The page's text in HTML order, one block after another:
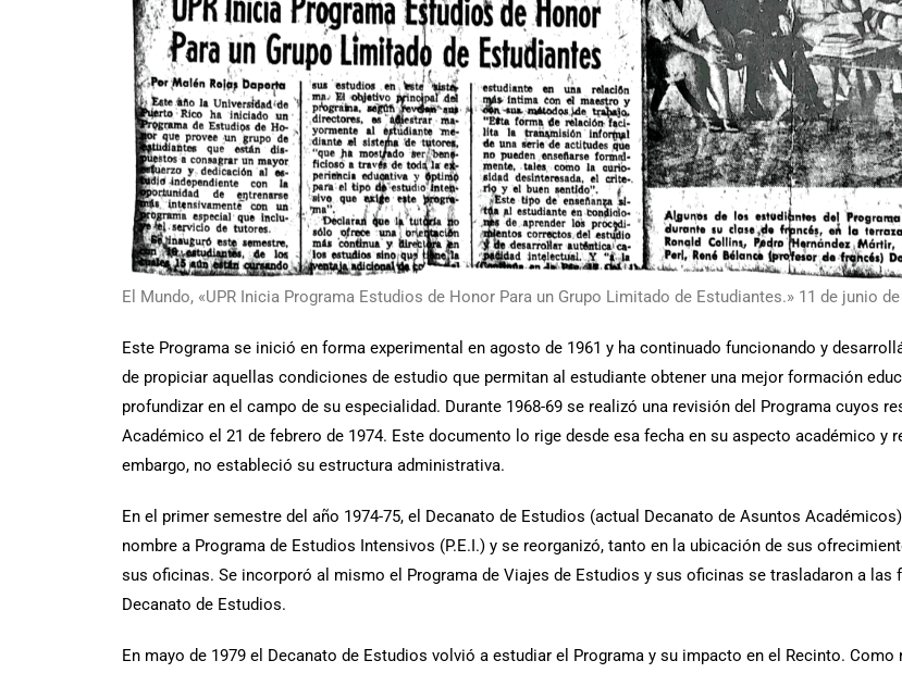
El Mundo, «UPR Inicia Programa Estudios de Honor Para un Grupo Limitado de Estudiantes.» 11 de junio
Este Programa se inició en forma experimental en agosto de 1961 y ha continuado funcionando y
de propiciar aquellas condiciones de estudio que permitan al estudiante obtener una mejor formación
profundizar en el campo de su especialidad. Durante 1968-69 se realizó una revisión del Programa cuyos
Académico el 21 de febrero de 1974. Este documento lo rige desde esa fecha en su aspecto académico y
embargo, no estableció su estructura administrativa.
En el primer semestre del año 1974-75, el Decanato de Estudios (actual Decanato de Asuntos
nombre a Programa de Estudios Intensivos (P.E.I.) y se reorganizó, tanto en la ubicación de sus
sus oficinas. Se incorporó al mismo el Programa de Viajes de Estudios y sus oficinas se trasladaron a las
Decanato de Estudios.
En mayo de 1979 el Decanato de Estudios volvió a estudiar el Programa y su impacto en el Recinto.